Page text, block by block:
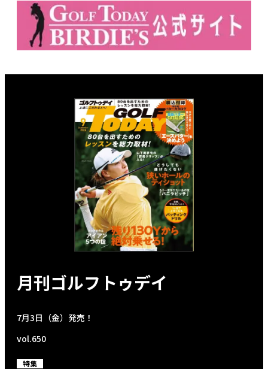
月刊ゴルフトゥデイ
7月3日（金）発売！
vol.650
特集